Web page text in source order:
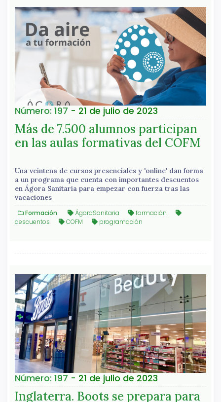
Número: 197 - 21 de julio de 2023
Más de 7.500 alumnos participan
en las aulas formativas del COFM
Una veintena de cursos presenciales y 'online' dan forma
a un programa que cuenta con importantes descuentos
en Ágora Sanitaria para empezar con fuerza tras las
vacaciones
Formación ÁgoraSanitaria
formación
descuentos
COFM programación
Número: 197 - 21 de julio de 2023
Inglaterra. Boots se prepara para